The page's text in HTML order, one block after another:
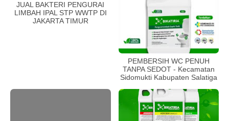
JUAL BAKTERI PENGURAI
LIMBAH IPAL STP WWTP DI
JAKARTA TIMUR
PEMBERSIH WC PENUH
TANPA SEDOT - Kecamatan
Sidomukti Kabupaten Salatiga